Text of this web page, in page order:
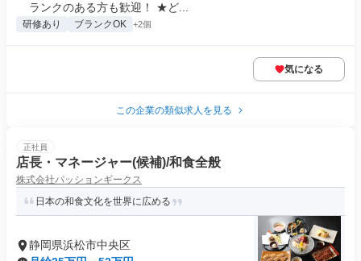
ランクのある方も歓迎！ ★ど...
研修あり ブランクOK +2個
気になる
この企業の類似求人を見る
正社員
店長・マネージャー(候補)/和食全般
株式会社パッションギークス
日本の和食文化を世界に広める
静岡県浜松市中央区